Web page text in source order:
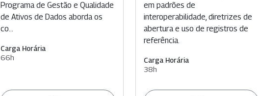
Programa de Gestão e Qualidade
de Ativos de Dados aborda os
co...
Carga Horária
66h
em padrões de
interoperabilidade, diretrizes de
abertura e uso de registros de
referência.
Carga Horária
38h